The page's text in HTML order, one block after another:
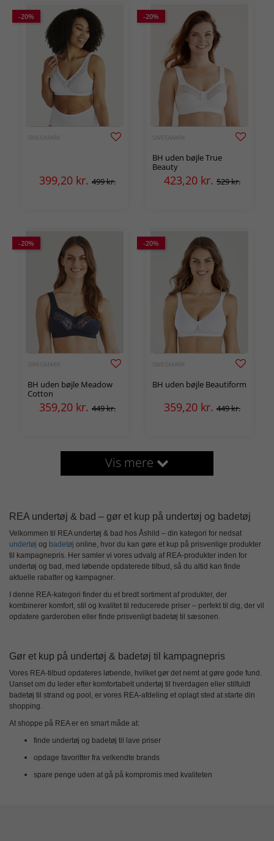
-20%
SWEGMARK
399,20 kr. 499 kr.
-20%
SWEGMARK
BH uden bøjle True
Beauty
423,20 kr. 529 kr.
-20%
SWEGMARK
BH uden bøjle Meadow
Cotton
359,20 kr. 449 kr.
-20%
SWEGMARK
BH uden bøjle Beautiform
359,20 kr. 449 kr.
Vis mere
REA undertøj & bad – gør et kup på undertøj og badetøj
Velkommen til REA undertøj & bad hos Åshild – din kategori for nedsat
undertøj og badetøj online, hvor du kan gøre et kup på prisvenlige produkter
til kampagnepris. Her samler vi vores udvalg af REA-produkter inden for
undertøj og bad, med løbende opdaterede tilbud, så du altid kan finde
aktuelle rabatter og kampagner.
I denne REA-kategori finder du et bredt sortiment af produkter, der
kombinerer komfort, stil og kvalitet til reducerede priser – perfekt til dig, der vil
opdatere garderoben eller finde prisvenligt badetøj til sæsonen.
Gør et kup på undertøj & badetøj til kampagnepris
Vores REA-tilbud opdateres løbende, hvilket gør det nemt at gøre gode fund.
Uanset om du leder efter komfortabelt undertøj til hverdagen eller stilfuldt
badetøj til strand og pool, er vores REA-afdeling et oplagt sted at starte din
shopping.
At shoppe på REA er en smart måde at:
finde undertøj og badetøj til
lave priser
opdage favoritter fra velkendte brands
spare penge uden at gå på kompromis med kvaliteten